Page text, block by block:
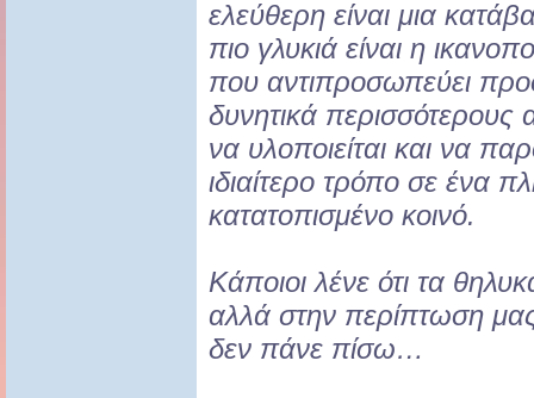
ελεύθερη είναι μια
πιο γλυκιά είναι η
που αντιπροσωπεύει
δυνητικά περισσότερους
να υλοποιείται και να
ιδιαίτερο τρόπο σε ένα
κατατοπισμένο κοινό.
Κάποιοι λένε ότι τα
αλλά στην περίπτωση μας
δεν πάνε πίσω…